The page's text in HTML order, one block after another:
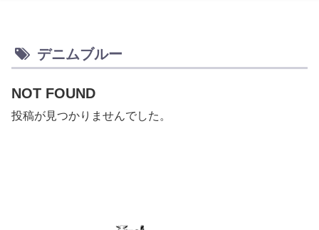
デニムブルー
NOT FOUND
投稿が見つかりませんでした。